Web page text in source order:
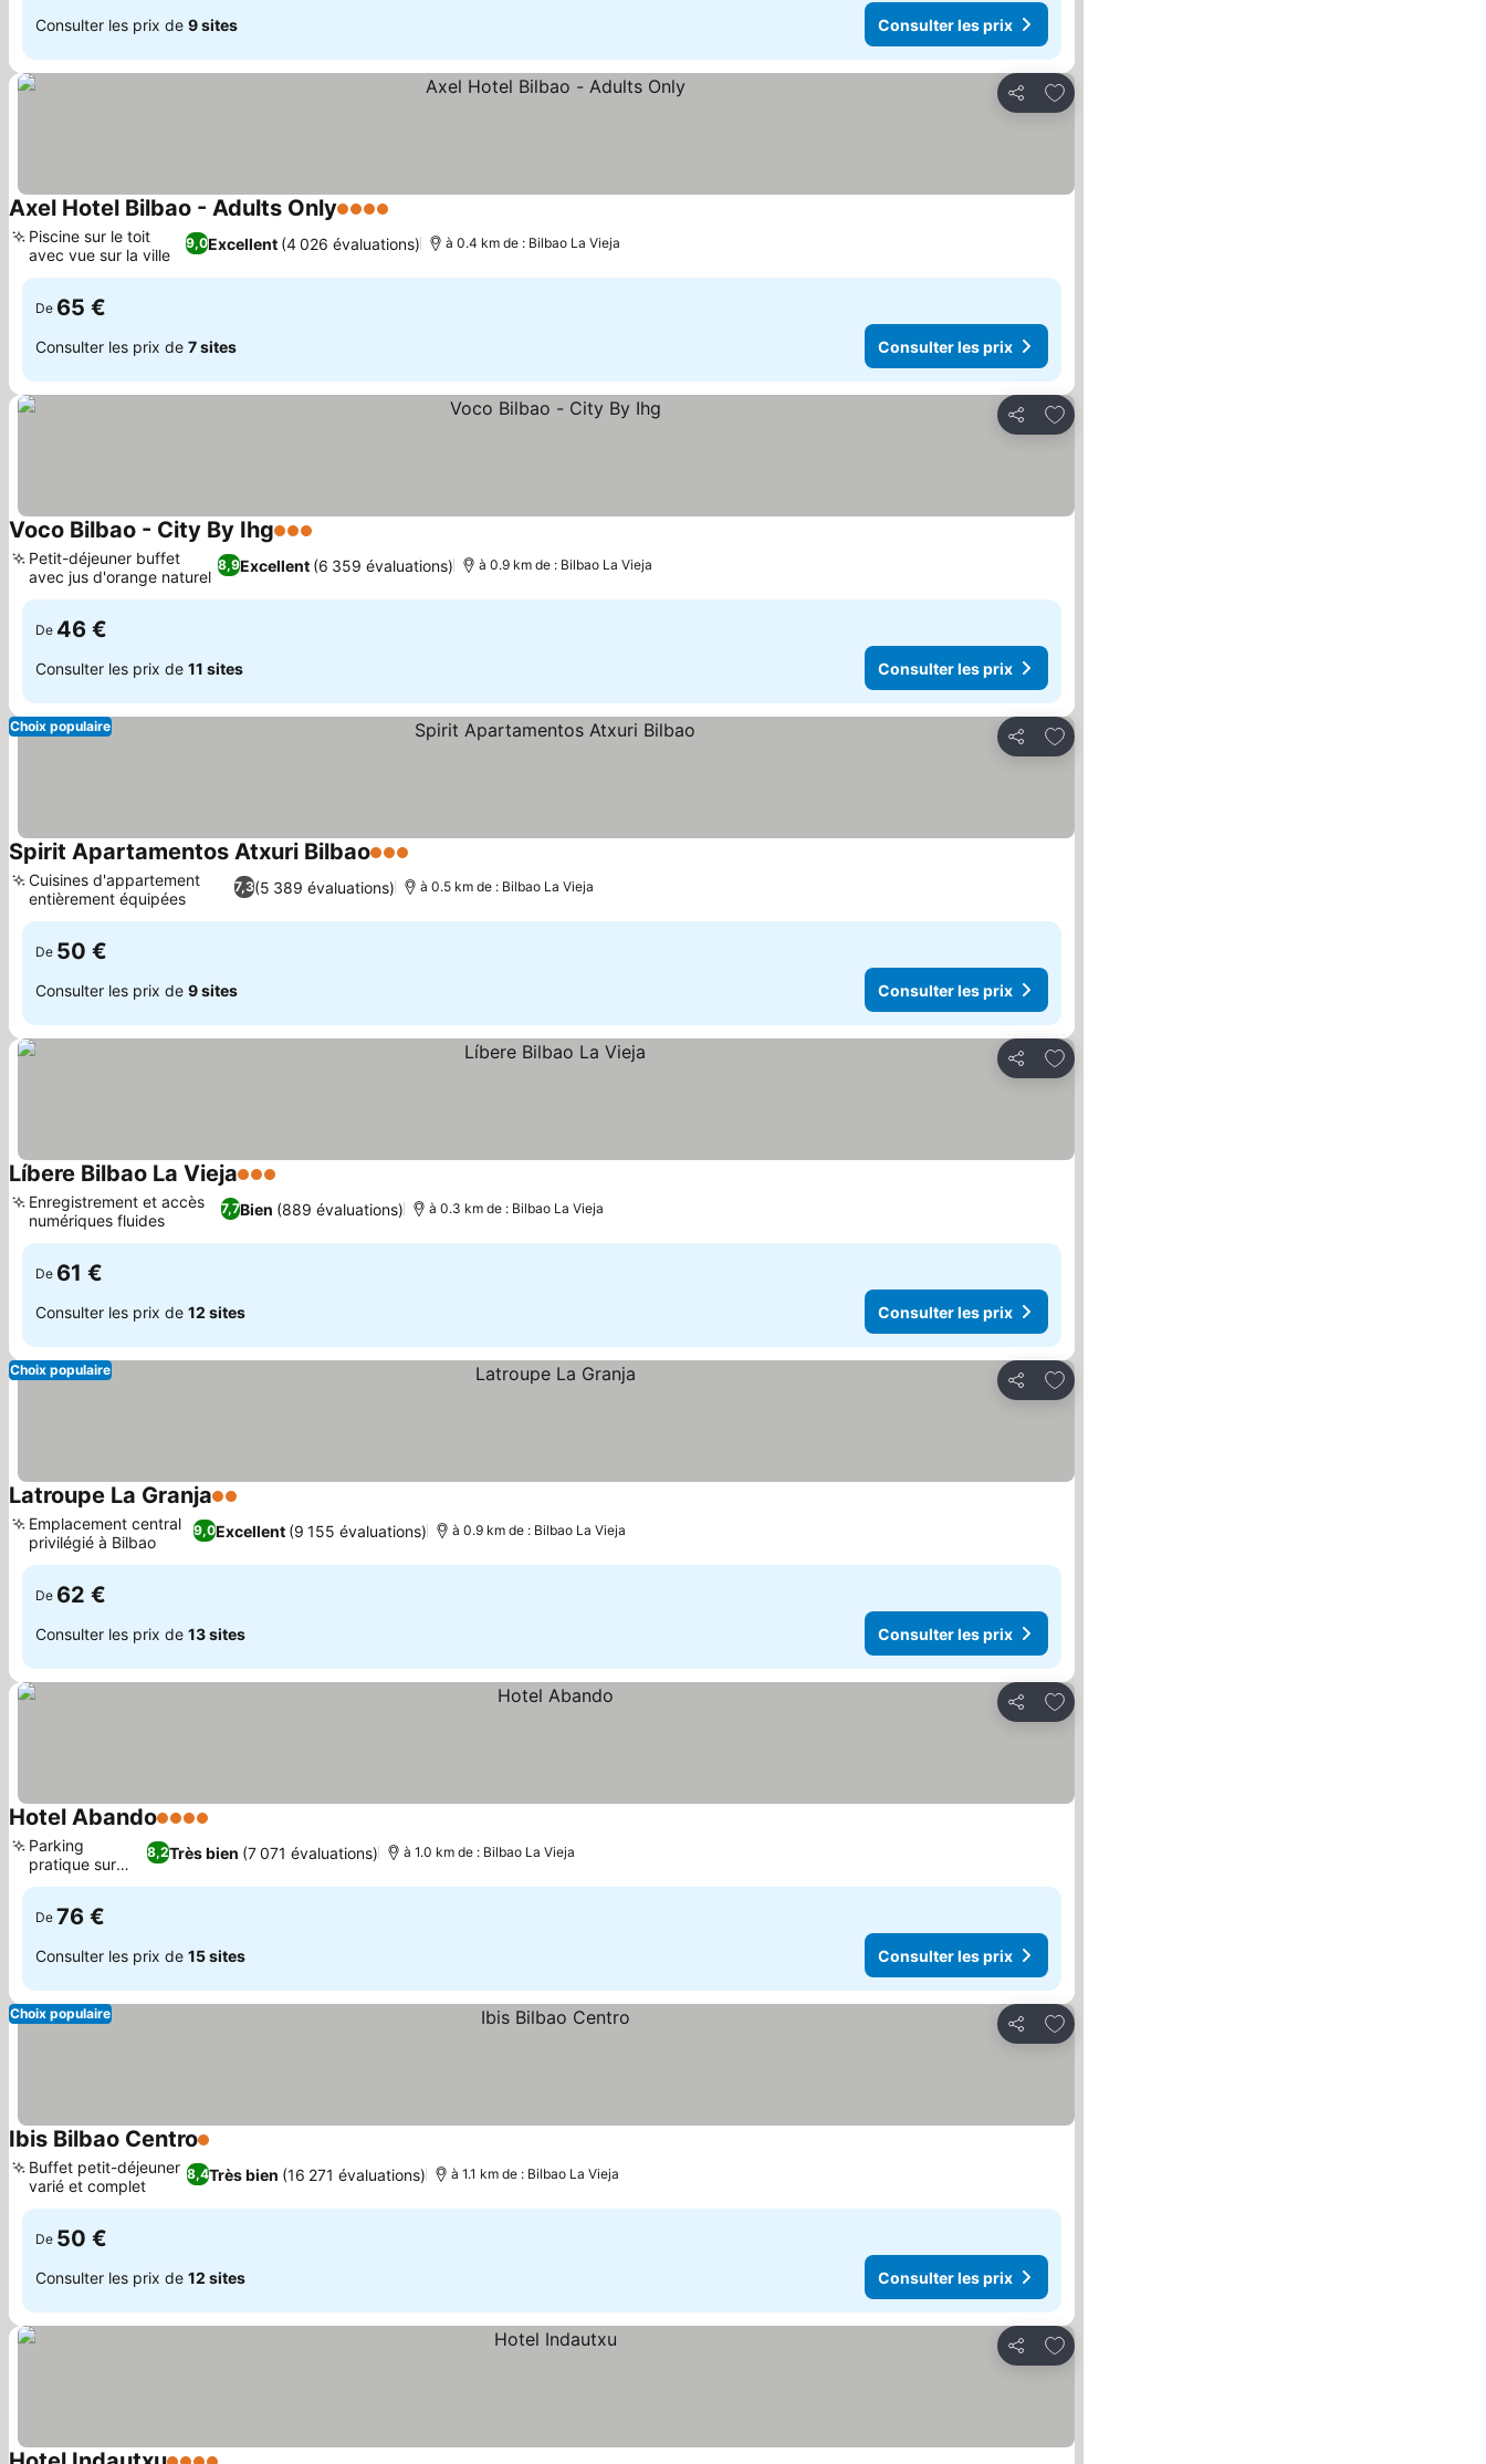
Consulter les prix de 9 sites Consulter les prix
Partager
Ajouter à mes favoris
Axel Hotel Bilbao - Adults Only4 Étoiles
9,0Excellent (4 026 évaluations)
Piscine sur le toit
avec vue sur la ville
à 0.4 km de : Bilbao La Vieja
De 65 €
Consulter les prix de 7 sites Consulter les prix
Partager
Ajouter à mes favoris
Voco Bilbao - City By Ihg3 Étoiles
8,9Excellent (6 359 évaluations)
Petit-déjeuner buffet
avec jus d'orange naturel
à 0.9 km de : Bilbao La Vieja
De 46 €
Consulter les prix de 11 sites Consulter les prix
Partager
Ajouter à mes favoris
Choix populaire
Spirit Apartamentos Atxuri Bilbao3 Étoiles
7,3(5 389 évaluations)
Cuisines d'appartement
entièrement équipées
à 0.5 km de : Bilbao La Vieja
De 50 €
Consulter les prix de 9 sites Consulter les prix
Partager
Ajouter à mes favoris
Líbere Bilbao La Vieja3 Étoiles
7,7Bien (889 évaluations)
Enregistrement et accès
numériques fluides
à 0.3 km de : Bilbao La Vieja
De 61 €
Consulter les prix de 12 sites Consulter les prix
Partager
Ajouter à mes favoris
Choix populaire
Latroupe La Granja2 Étoiles
9,0Excellent (9 155 évaluations)
Emplacement central
privilégié à Bilbao
à 0.9 km de : Bilbao La Vieja
De 62 €
Consulter les prix de 13 sites Consulter les prix
Partager
Ajouter à mes favoris
Hotel Abando4 Étoiles
8,2Très bien (7 071 évaluations)
Parking
pratique sur
place
à 1.0 km de : Bilbao La Vieja
De 76 €
Consulter les prix de 15 sites Consulter les prix
Partager
Ajouter à mes favoris
Choix populaire
Ibis Bilbao Centro1 Étoiles
8,4Très bien (16 271 évaluations)
Buffet petit-déjeuner
varié et complet
à 1.1 km de : Bilbao La Vieja
De 50 €
Consulter les prix de 12 sites Consulter les prix
Partager
Ajouter à mes favoris